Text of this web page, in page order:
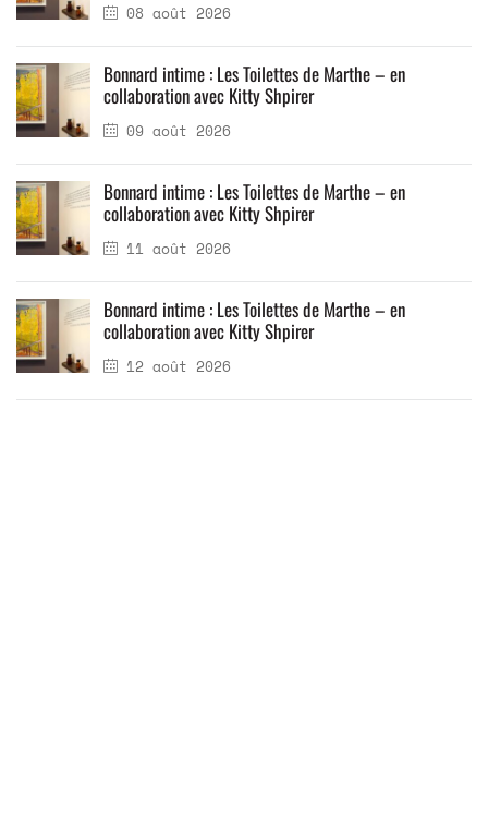
08 août 2026
09 août 2026
Bonnard intime : Les Toilettes de Marthe – en
collaboration avec Kitty Shpirer
11 août 2026
Bonnard intime : Les Toilettes de Marthe – en
collaboration avec Kitty Shpirer
12 août 2026
Bonnard intime : Les Toilettes de Marthe – en
collaboration avec Kitty Shpirer